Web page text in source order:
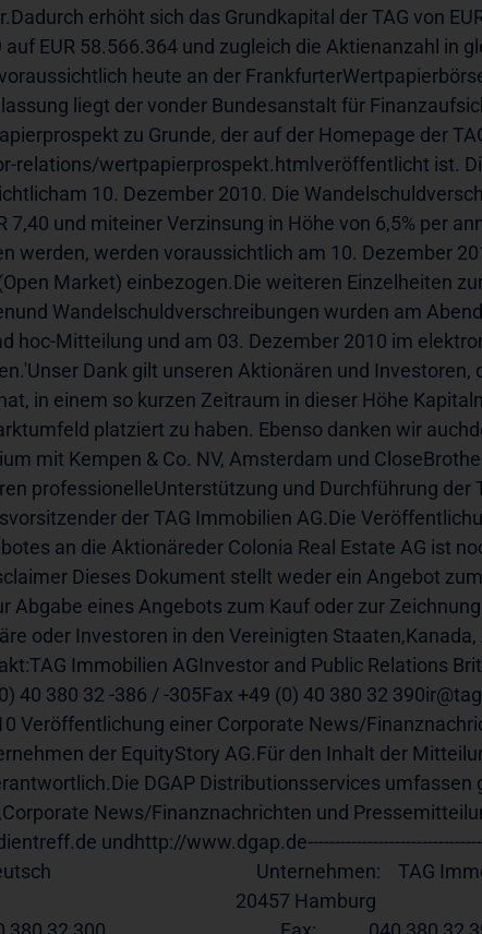
erhöht sich das Grundkapital der TAG von
auf EUR 58.566.364 und zugleich die Aktienanzahl in
heute an der
liegt der vonder Bundesanstalt für
zu Grunde, der auf der Homepage der
relations/wertpapierprospekt.htmlveröffentlicht ist.
10. Dezember 2010. Die
7,40 und miteiner Verzinsung in Höhe von 6,5% per
werden, werden voraussichtlich am 10. Dezember
Market) einbezogen.Die weiteren Einzelheiten
Wandelschuldverschreibungen wurden am
hoc-Mitteilung und am 03. Dezember 2010 im
Dank gilt unseren Aktionären und Investoren,
in einem so kurzen Zeitraum in dieser Höhe
platziert zu haben. Ebenso danken wir
mit Kempen & Co. NV, Amsterdam und
professionelleUnterstützung und Durchführung der
der TAG Immobilien AG.Die
an die Aktionäreder Colonia Real Estate AG ist
Dieses Dokument stellt weder ein Angebot
Abgabe eines Angebots zum Kauf oder zur
oder Investoren in den Vereinigten
Immobilien AGInvestor and Public Relations
40 380 32 -386 / -305Fax +49 (0) 40 380 32
Veröffentlichung einer Corporate News/
der EquityStory AG.Für den Inhalt der
DGAP Distributionsservices umfassen
undhttp://
Unternehmen:    TAG
20457 Hamburg